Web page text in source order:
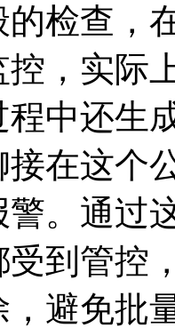
的检查，
控，实际
程中还生
接在这个
警。通过
受到管控
，避免批